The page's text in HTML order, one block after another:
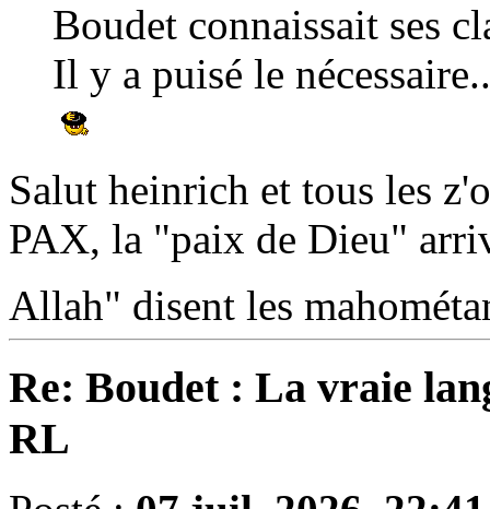
Boudet connaissait ses
Il y a puisé le
Salut heinrich et tous les
PAX, la "paix de Dieu"
Allah" disent les
Re: Boudet : La vraie
RL